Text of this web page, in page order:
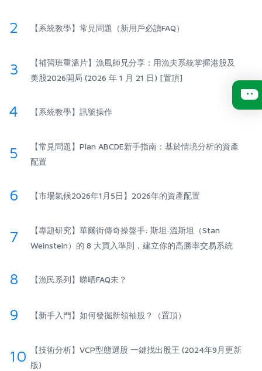
2 【系統教學】常見問題（新用戶必讀FAQ）
3
【補習班重溫片】漁風師兄分享：用漁夫系統掌握港股及
美股2026開局 (2026 年 1 月 21 日) [置頂]
4 【系統教學】訊號操作
5
【常見問題】Plan ABCDE新手指南：基於情境分析的資產
配置
6 【市場氣候2026年1月5日】2026年的資產配置
7
【專題研究】華爾街傳奇操盤手: 斯坦·溫斯坦（Stan
Weinstein）的 8 大買入準則，建立你的高勝率交易系統
8 【漁民系列】睇晒FAQ未？
9 【新手入門】如何發掘新領袖股？（置頂）
10
【技術分析】VCP型態選股 一鍵找出股王 (2024年9月更新
版)